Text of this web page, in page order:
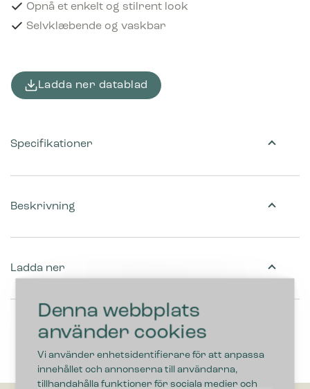
Denna webbplats
använder cookies
Vi använder enhetsidentifierare för att anpassa
innehållet och annonserna till användarna,
tillhandahålla funktioner för sociala medier och
Opnå et enkelt og stilrent look
Selvklæbende og vaskbar
Ladda ner datablad
Beskrivning
Ladda ner
Specifikationer